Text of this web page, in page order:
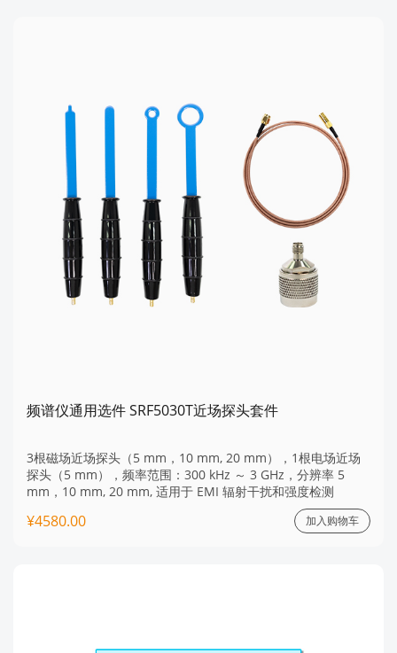
频谱仪通用选件 SRF5030T近场探头套件
3根磁场近场探头（5 mm，10 mm, 20 mm），1根电场近场
探头（5 mm），频率范围：300 kHz ～ 3 GHz，分辨率 5
mm，10 mm, 20 mm, 适用于 EMI 辐射干扰和强度检测
¥4580.00 加入购物车